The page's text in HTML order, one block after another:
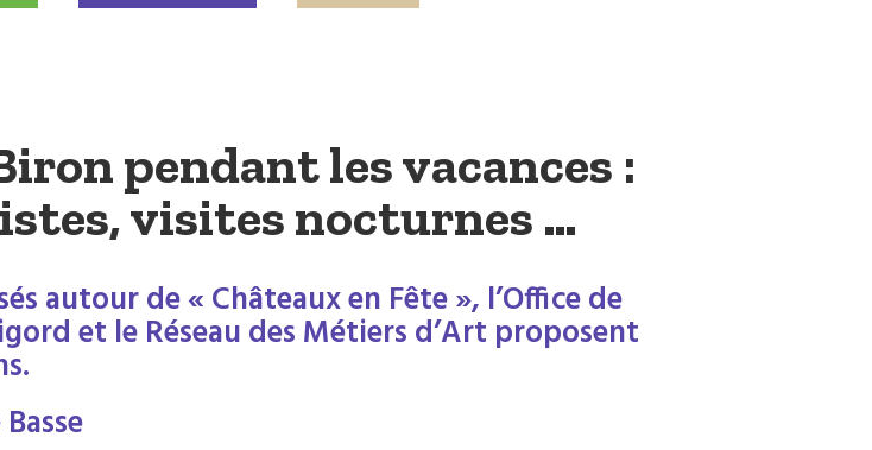
pendant les vacances :
visites nocturnes …
autour de « Châteaux en Fête », l’Office de
et le Réseau des Métiers d’Art proposent